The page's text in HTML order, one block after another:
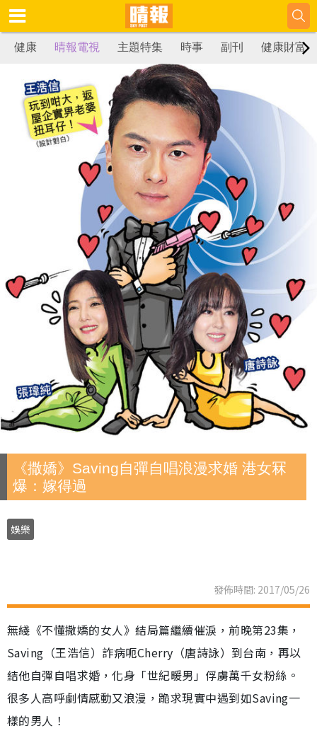
健康 晴報電視 主題特集 時事 副刊 健康財富
《撒嬌》Saving自彈自唱浪漫求婚 港女冧
爆：嫁得過
娛樂
發佈時間: 2017/05/26
無綫《不懂撒嬌的女人》結局篇繼續催淚，前晚第23集，
Saving（王浩信）詐病呃Cherry（唐詩詠）到台南，再以
結他自彈自唱求婚，化身「世紀暖男」俘虜萬千女粉絲。
很多人高呼劇情感動又浪漫，跪求現實中遇到如Saving一
樣的男人！